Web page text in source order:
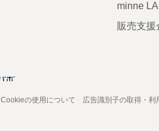
minne
販売支援
Cookieの使用について 広告識別子の取得・利